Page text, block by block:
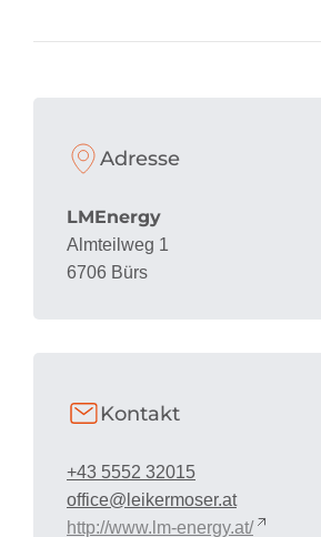
Adresse
LMEnergy
Almteilweg 1
6706 Bürs
Kontakt
+43 5552 32015
office@leikermoser.at
http://www.lm-energy.at/